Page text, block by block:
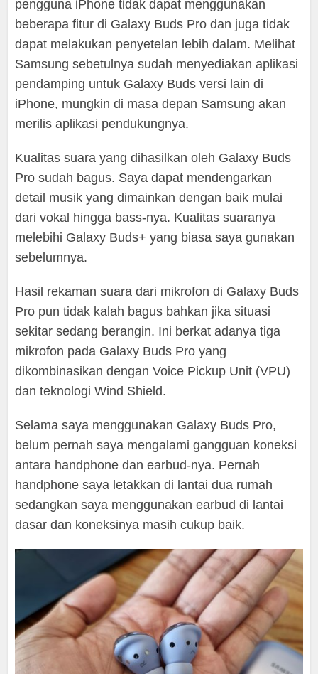
pengguna iPhone tidak dapat menggunakan
beberapa fitur di Galaxy Buds Pro dan juga tidak
dapat melakukan penyetelan lebih dalam. Melihat
Samsung sebetulnya sudah menyediakan aplikasi
pendamping untuk Galaxy Buds versi lain di
iPhone, mungkin di masa depan Samsung akan
merilis aplikasi pendukungnya.
Kualitas suara yang dihasilkan oleh Galaxy Buds
Pro sudah bagus. Saya dapat mendengarkan
detail musik yang dimainkan dengan baik mulai
dari vokal hingga bass-nya. Kualitas suaranya
melebihi Galaxy Buds+ yang biasa saya gunakan
sebelumnya.
Hasil rekaman suara dari mikrofon di Galaxy Buds
Pro pun tidak kalah bagus bahkan jika situasi
sekitar sedang berangin. Ini berkat adanya tiga
mikrofon pada Galaxy Buds Pro yang
dikombinasikan dengan Voice Pickup Unit (VPU)
dan teknologi Wind Shield.
Selama saya menggunakan Galaxy Buds Pro,
belum pernah saya mengalami gangguan koneksi
antara handphone dan earbud-nya. Pernah
handphone saya letakkan di lantai dua rumah
sedangkan saya menggunakan earbud di lantai
dasar dan koneksinya masih cukup baik.